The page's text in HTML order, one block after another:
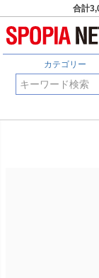
合計
カテゴリー